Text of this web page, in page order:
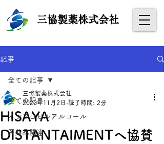
​三協製薬株式会社
記事
全ての記事
イソプロピルアルコール
医薬品関連
全ての記事
HISAYA
DISTANTAIMENTへ協賛
三協製薬株式会社
2020年11月2日 読了時間: 2分